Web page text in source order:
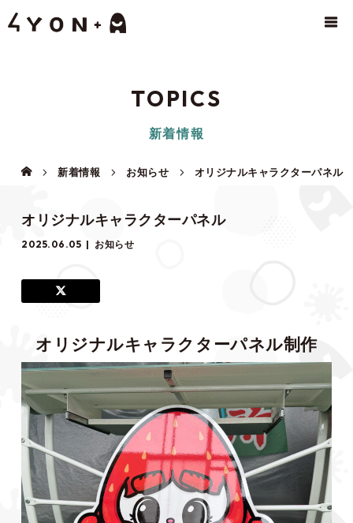
TOPICS
新着情報
新着情報 お知らせ オリジナルキャラクターパネル
オリジナルキャラクターパネル
2025.06.05 お知らせ
オリジナルキャラクターパネル制作